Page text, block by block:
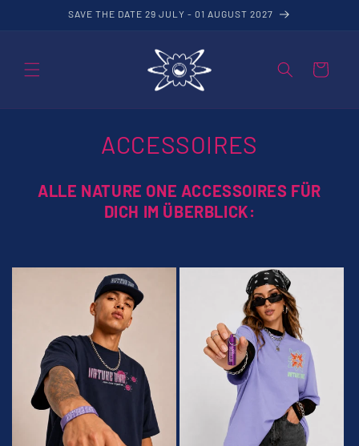
SAVE THE DATE 29 JULY - 01 AUGUST 2027
Warenkorb
K
t
g
o
r
i
e
:
ACCESSOIRES
ALLE NATURE ONE ACCESSOIRES FÜR
DICH IM ÜBERBLICK: